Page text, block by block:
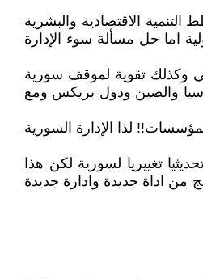
الاقتصادية والبشرية
اما حل مسألة سوء الإدارة
وكذلك تقوية لموقف سورية
والصين ودول بريكس ومع
لذا الإدارة السورية
تحديثيا تغييريا لسورية لكن هذا
من اداة جديدة وادارة جديدة